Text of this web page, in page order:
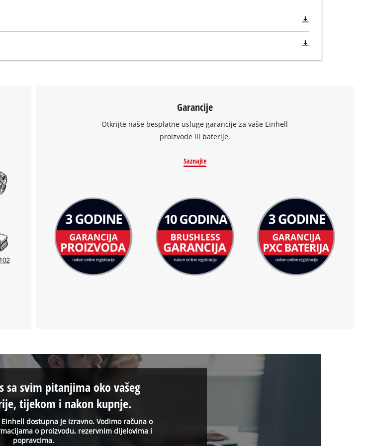
Garancije
Otkrijte naše besplatne usluge garancije za vaše Einhell
proizvode ili baterije.
Saznajte
dostupna je izravno. Vodimo računa o
o proizvodu, rezervnim dijelovima i
popravcima.
sa svim pitanjima oko vašeg
tijekom i nakon kupnje.